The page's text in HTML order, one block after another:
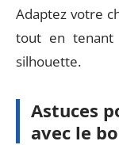
Adaptez votre
tout en tenant
silhouette.
Astuces
avec le